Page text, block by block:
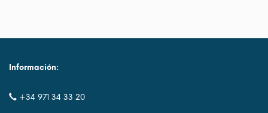
Información:
+34 971 34 33 20